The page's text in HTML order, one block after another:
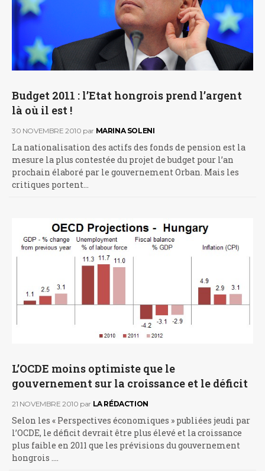
Budget 2011 : l’Etat hongrois prend l’argent
là où il est !
30 NOVEMBRE 2010 par MARINA SOLENI
La nationalisation des actifs des fonds de pension est la
mesure la plus contestée du projet de budget pour l’an
prochain élaboré par le gouvernement Orban. Mais les
critiques portent…
L’OCDE moins optimiste que le
gouvernement sur la croissance et le déficit
21 NOVEMBRE 2010 par LA RÉDACTION
Selon les « Perspectives économiques » publiées jeudi par
l’OCDE, le déficit devrait être plus élevé et la croissance
plus faible en 2011 que les prévisions du gouvernement
hongrois .…